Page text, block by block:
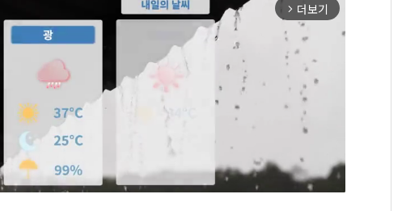
arrow_forward_ios 더보기